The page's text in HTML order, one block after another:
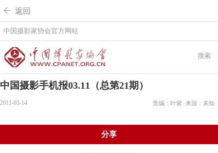
 返回
中国摄影家协会官方网站
搜索
中国摄影手机报03.11（总第21期）
2011-03-14 来源：未知
责编：叶紫
分享